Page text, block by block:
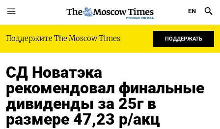
РУССКАЯ СЛУЖБА
EN
Поддержите The Moscow Times ПОДДЕРЖАТЬ
СД Новатэка
рекомендовал финальные
дивиденды за 25г в
размере 47,23 р/акц